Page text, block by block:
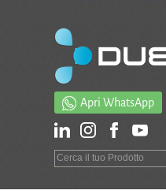
Apri WhatsApp